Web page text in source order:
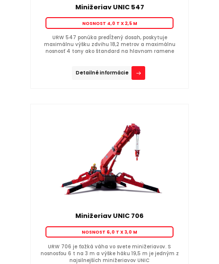
Minižeriav UNIC 547
NOSNOST 4,0 T X 2,5 M
URW 547 ponúka predĺžený dosah, poskytuje
maximálnu výšku zdvihu 18,2 metrov a maximálnu
nosnosť 4 tony ako štandard na hlavnom ramene
Detailné informácie
Minižeriav UNIC 706
NOSNOST 6,0 T X 3,0 M
URW 706 je ťažká váha vo svete minižeriavov. S
nosnosťou 6 t na 3 m a výške háku 19,5 m je jedným z
najsilnejších minižeriavov UNIC